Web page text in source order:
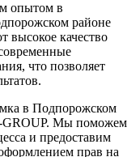
опытом в
районе
высокое качество
что позволяет
в Подпорожском
GROUP. Мы поможем
и предоставим
прав на